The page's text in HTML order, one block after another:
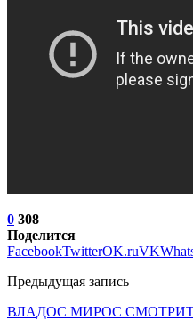
0 308
Поделится
FacebookTwitterOK.ruVK
Предыдущая запись
ВЛАДОС МИРОС